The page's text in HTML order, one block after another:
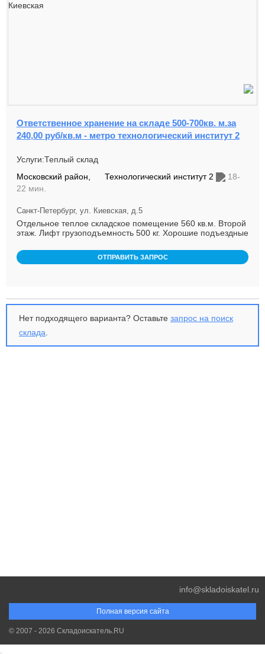
Ответственное хранение на складе 500-700кв. м.за
240,00 руб/кв.м - метро технологический институт 2
Услуги:Теплый склад
Московский район,
Технологический институт 2
18-
22 мин.
Санкт-Петербург, ул. Киевская, д.5
Отдельное теплое складское помещение 560 кв.м. Второй
этаж. Лифт грузоподъемность 500 кг. Хорошие подъездные
ОТПРАВИТЬ ЗАПРОС
Нет подходящего варианта? Оставьте запрос на поиск
склада
Полная версия сайта
info@skladoiskatel.ru
© 2007 - 2026 Складоискатель.RU